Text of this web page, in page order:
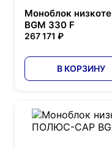
Моноблок
BGM 330 F
267 171 ₽
В КОРЗИНУ